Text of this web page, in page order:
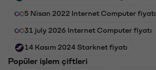
5 Nisan 2022 Internet Computer fiyatı
31 july 2026 Internet Computer fiyatı
14 Kasım 2024 Starknet fiyatı
Popüler işlem çiftleri